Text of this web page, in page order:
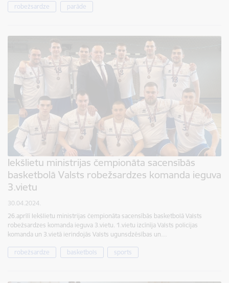
robežsardze parāde
Iekšlietu ministrijas čempionāta sacensībās
basketbolā Valsts robežsardzes komanda ieguva
3.vietu
30.04.2024.
26.aprīlī Iekšlietu ministrijas čempionāta sacensībās basketbolā Valsts
robežsardzes komanda ieguva 3.vietu. 1.vietu izcīnīja Valsts policijas
komanda un 3.vietā ierindojās Valsts ugunsdzēsības un…
robežsardze basketbols sports